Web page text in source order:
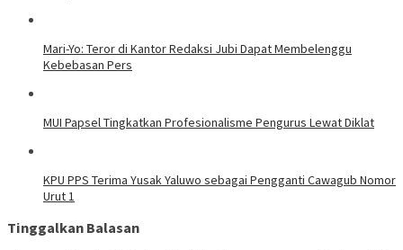
Mari-Yo: Teror di Kantor Redaksi Jubi Dapat Membelenggu
Kebebasan Pers
MUI Papsel Tingkatkan Profesionalisme Pengurus Lewat Diklat
KPU PPS Terima Yusak Yaluwo sebagai Pengganti Cawagub Nomor
Urut 1
Tinggalkan Balasan